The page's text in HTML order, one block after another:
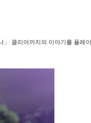
」 클리어까지의 이야기를 플레